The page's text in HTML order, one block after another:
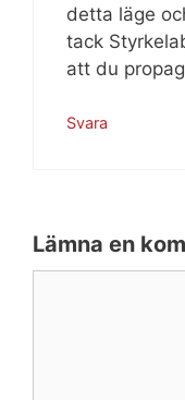
detta läge
tack
att du
Svara
Lämna en